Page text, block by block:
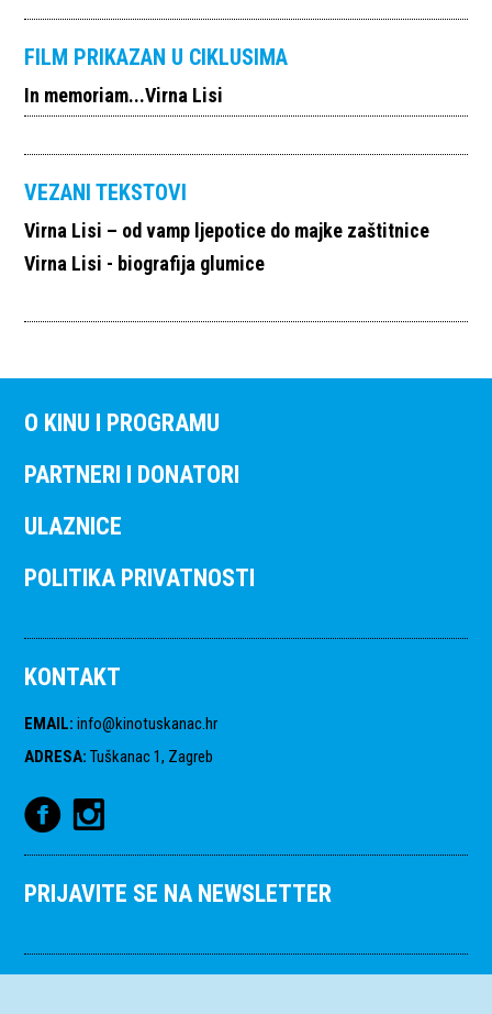
FILM PRIKAZAN U CIKLUSIMA
In memoriam...Virna Lisi
VEZANI TEKSTOVI
Virna Lisi – od vamp ljepotice do majke zaštitnice
Virna Lisi - biografija glumice
O KINU I PROGRAMU
PARTNERI I DONATORI
ULAZNICE
POLITIKA PRIVATNOSTI
KONTAKT
EMAIL: info@kinotuskanac.hr
ADRESA: Tuškanac 1, Zagreb
PRIJAVITE SE NA NEWSLETTER